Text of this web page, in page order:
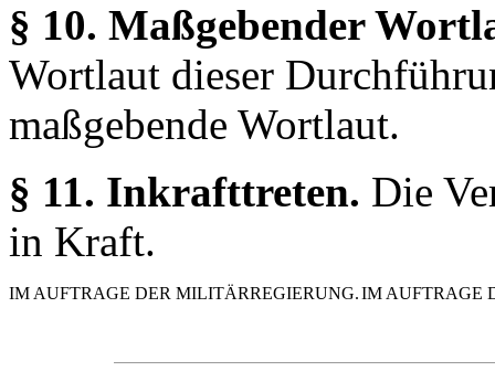
§ 10. Maßgebender
Wortlaut dieser
maßgebende Wortlaut.
§ 11. Inkrafttreten. Die
in Kraft.
IM AUFTRAGE DER MILITÄRREGIERUNG.IM AUFTRAGE